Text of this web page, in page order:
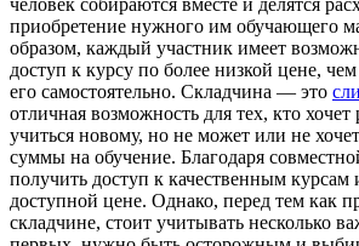
приобретение нужного им обучающего
образом, каждый участник имеет
доступ к курсу по более низкой цене,
его самостоятельно. Складчина — это
отличная возможность для тех, кто хочет
учиться новому, но не может или не
суммы на обучение. Благодаря
получить доступ к качественным
доступной цене. Однако, перед тем как
складчине, стоит учитывать несколько